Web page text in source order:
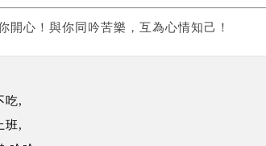
開心！與你同吟苦樂，互為心情知己！
吃,
班,